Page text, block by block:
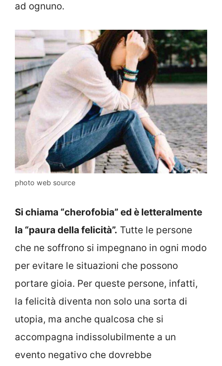
ad ognuno.
photo web source
Si chiama “cherofobia” ed è letteralmente
la “paura della felicità”. Tutte le persone
che ne soffrono si impegnano in ogni modo
per evitare le situazioni che possono
portare gioia. Per queste persone, infatti,
la felicità diventa non solo una sorta di
utopia, ma anche qualcosa che si
accompagna indissolubilmente a un
evento negativo che dovrebbe